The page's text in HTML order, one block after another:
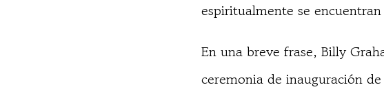
espiritualmente se
En una breve frase, Billy
ceremonia de inauguración